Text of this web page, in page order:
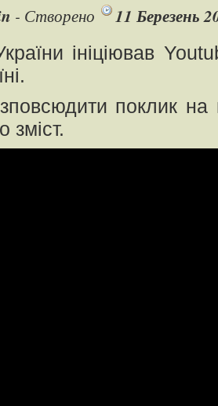
- Створено 11 Березень
ініціював
поклик на
зміст.